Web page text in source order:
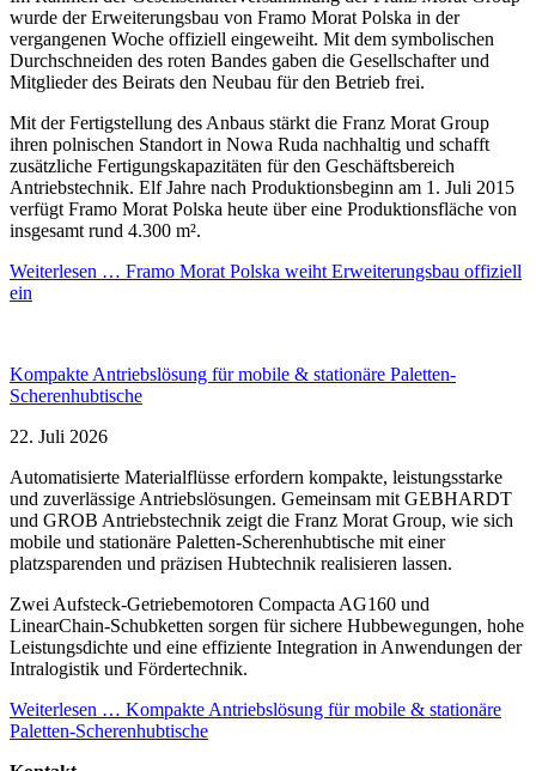
wurde der Erweiterungsbau von Framo Morat Polska in der
vergangenen Woche offiziell eingeweiht. Mit dem symbolischen
Durchschneiden des roten Bandes gaben die Gesellschafter und
Mitglieder des Beirats den Neubau für den Betrieb frei.
Mit der Fertigstellung des Anbaus stärkt die Franz Morat Group
ihren polnischen Standort in Nowa Ruda nachhaltig und schafft
zusätzliche Fertigungskapazitäten für den Geschäftsbereich
Antriebstechnik. Elf Jahre nach Produktionsbeginn am 1. Juli 2015
verfügt Framo Morat Polska heute über eine Produktionsfläche von
insgesamt rund 4.300 m².
Weiterlesen … Framo Morat Polska weiht Erweiterungsbau offiziell
ein
Kompakte Antriebslösung für mobile & stationäre Paletten-
Scherenhubtische
22. Juli 2026
Automatisierte Materialflüsse erfordern kompakte, leistungsstarke
und zuverlässige Antriebslösungen. Gemeinsam mit GEBHARDT
und GROB Antriebstechnik zeigt die Franz Morat Group, wie sich
mobile und stationäre Paletten-Scherenhubtische mit einer
platzsparenden und präzisen Hubtechnik realisieren lassen.
Zwei Aufsteck-Getriebemotoren Compacta AG160 und
LinearChain-Schubketten sorgen für sichere Hubbewegungen, hohe
Leistungsdichte und eine effiziente Integration in Anwendungen der
Intralogistik und Fördertechnik.
Weiterlesen … Kompakte Antriebslösung für mobile & stationäre
Paletten-Scherenhubtische